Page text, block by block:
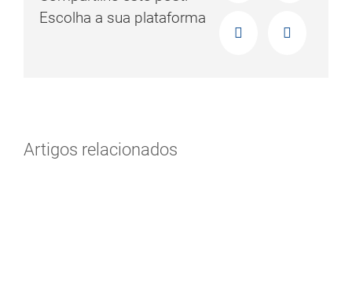
Escolha a sua plataforma
Artigos relacionados